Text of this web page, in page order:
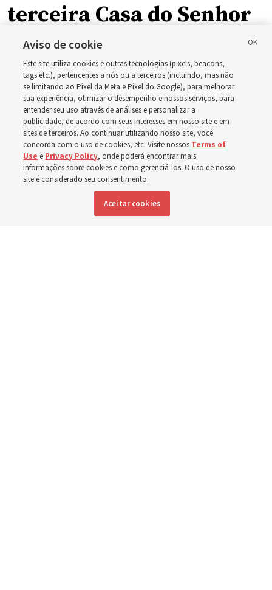
terceira Casa do Senhor
em Wyoming
A dedicação do Templo Cody Wyoming em outubro será
a primeira realizada por Élder Clark G. Gilbert
7 agosto 2026, 2:40 p.m. MDT Compartilhar
DISPONÍVEL EM: Inglês | Espanhol
Aviso de cookie
Este site utiliza cookies e outras tecnologias (pixels, beacons,
tags etc.), pertencentes a nós ou a terceiros (incluindo, mas não
se limitando ao Pixel da Meta e Pixel do Google), para melhorar
sua experiência, otimizar o desempenho e nossos serviços, para
entender seu uso através de análises e personalizar a
publicidade, de acordo com seus interesses em nosso site e em
sites de terceiros. Ao continuar utilizando nosso site, você
concorda com o uso de cookies, etc. Visite nossos Terms of
Use e Privacy Policy, onde poderá encontrar mais
informações sobre cookies e como gerenciá-los. O uso de nosso
site é considerado seu consentimento.
Aceitar cookies